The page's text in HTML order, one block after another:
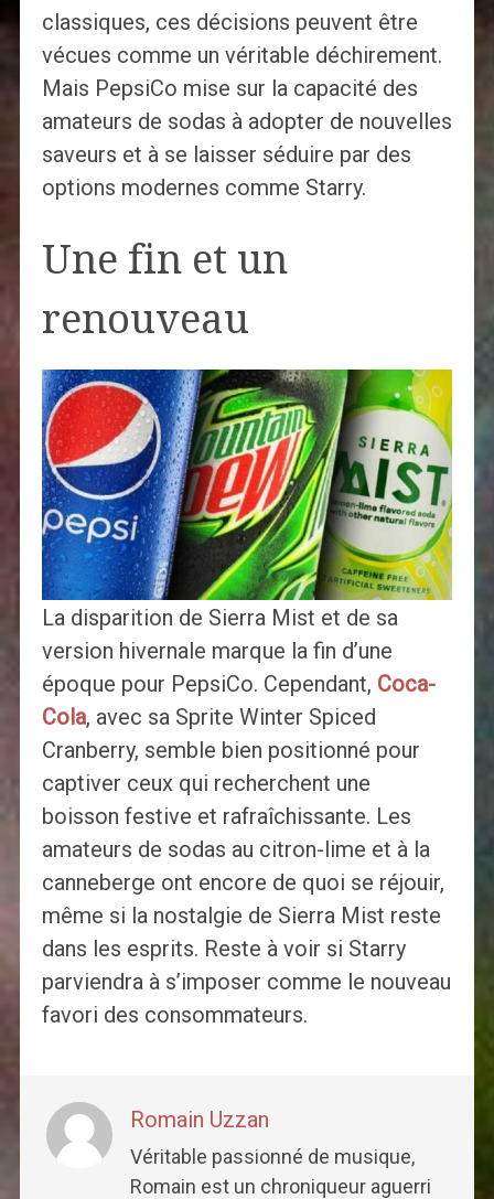
classiques, ces décisions peuvent être
vécues comme un véritable déchirement.
Mais PepsiCo mise sur la capacité des
amateurs de sodas à adopter de nouvelles
saveurs et à se laisser séduire par des
options modernes comme Starry.
Une fin et un
renouveau
La disparition de Sierra Mist et de sa
version hivernale marque la fin d’une
époque pour PepsiCo. Cependant, Coca-
Cola, avec sa Sprite Winter Spiced
Cranberry, semble bien positionné pour
captiver ceux qui recherchent une
boisson festive et rafraîchissante. Les
amateurs de sodas au citron-lime et à la
canneberge ont encore de quoi se réjouir,
même si la nostalgie de Sierra Mist reste
dans les esprits. Reste à voir si Starry
parviendra à s’imposer comme le nouveau
favori des consommateurs.
Romain Uzzan
Véritable passionné de musique,
Romain est un chroniqueur aguerri